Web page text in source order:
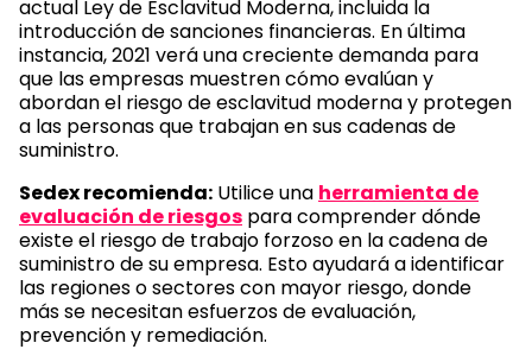
actual Ley de Esclavitud Moderna, incluida la
introducción de sanciones financieras. En última
instancia, 2021 verá una creciente demanda para
que las empresas muestren cómo evalúan y
abordan el riesgo de esclavitud moderna y protegen
a las personas que trabajan en sus cadenas de
suministro.
Sedex recomienda: Utilice una herramienta de
evaluación de riesgos para comprender dónde
existe el riesgo de trabajo forzoso en la cadena de
suministro de su empresa. Esto ayudará a identificar
las regiones o sectores con mayor riesgo, donde
más se necesitan esfuerzos de evaluación,
prevención y remediación.